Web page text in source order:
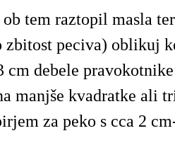
tem raztopil masla
peciva) oblikuj
debele
manjše kvadratke ali
za peko s cca 2